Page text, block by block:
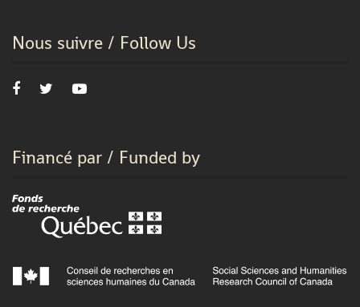
Nous suivre / Follow Us
Financé par / Funded by